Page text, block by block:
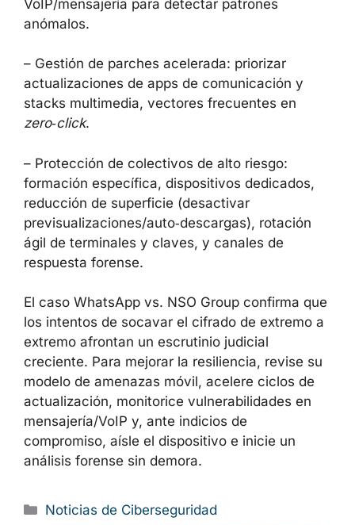
VoIP/mensajería para detectar patrones
anómalos.
– Gestión de parches acelerada: priorizar
actualizaciones de apps de comunicación y
stacks multimedia, vectores frecuentes en
zero‑click.
– Protección de colectivos de alto riesgo:
formación específica, dispositivos dedicados,
reducción de superficie (desactivar
previsualizaciones/auto‑descargas), rotación
ágil de terminales y claves, y canales de
respuesta forense.
El caso WhatsApp vs. NSO Group confirma que
los intentos de socavar el cifrado de extremo a
extremo afrontan un escrutinio judicial
creciente. Para mejorar la resiliencia, revise su
modelo de amenazas móvil, acelere ciclos de
actualización, monitorice vulnerabilidades en
mensajería/VoIP y, ante indicios de
compromiso, aísle el dispositivo e inicie un
análisis forense sin demora.
Categorías
Noticias de Ciberseguridad